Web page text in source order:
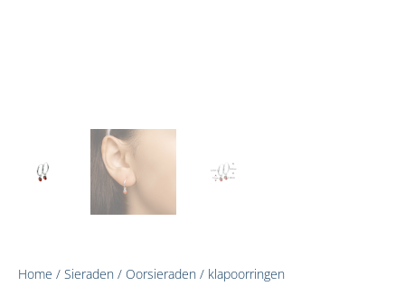
Home / Sieraden / Oorsieraden / klapoorringen